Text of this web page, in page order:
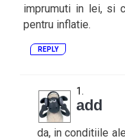
imprumuti in lei, si
pentru inflatie.
REPLY
add
da, in conditiile